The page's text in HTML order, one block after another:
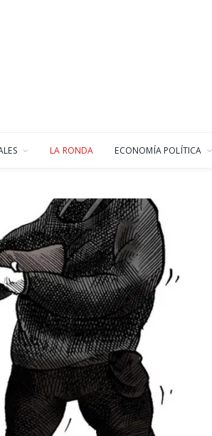
LA RONDA ECONOMÍA POLÍTICA